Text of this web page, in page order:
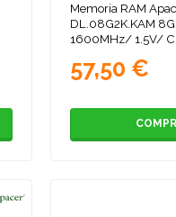
Memoria RAM
DL.08G2K.KAM
1600MHz/ 1.5V/
57,50 €